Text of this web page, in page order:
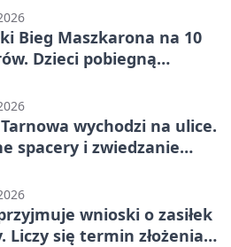
Bieg Maszkarona na 10
Dzieci pobiegną
wychodzi na ulice.
spacery i zwiedzanie
wnioski o zasiłek
Liczy się termin złożenia